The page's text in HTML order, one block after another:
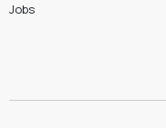
Jobs